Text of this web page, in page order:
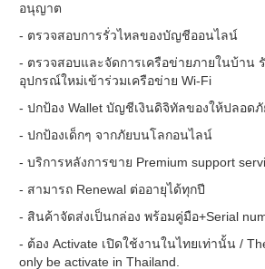
อนุญาต
- ตรวจสอบการรั่วไหลของบัญชีออนไลน์
- ตรวจสอบและจัดการเครือข่ายภายในบ้าน
อุปกรณ์ใหม่เข้าร่วมเครือข่าย Wi-Fi
- ปกป้อง Wallet บัญชีเงินดิจิทัลของให้ปลอดภั
- ปกป้องเด็กๆ จากภัยบนโลกอนไลน์
- บริการหลังการขาย Premium support
- สามารถ Renewal ต่ออายุได้ทุกปี
- สินค้าจัดส่งเป็นกล่อง พร้อมคู่มือ+Serial
- ต้อง Activate เปิดใช้งานในไทยเท่านั้น /
only be activate in Thailand.